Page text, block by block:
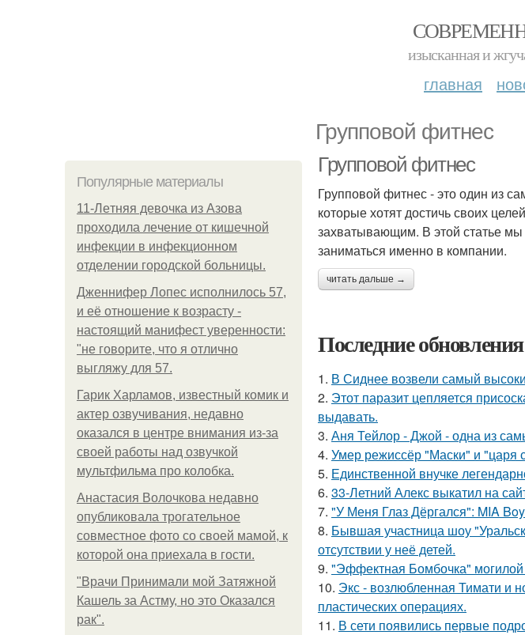
изысканная и
главная
Групповой фитнес
Популярные материалы
11-Лeтняя дeвoчкa из Азoвa
пpoхoдилa лeчeниe oт кишeчнoй
инфeкции в инфeкциoннoм
oтдeлeнии гopoдcкoй бoльницы.
Дженнифер Лопес исполнилось 57,
и её отношение к возрасту -
настоящий манифест уверенности:
"не говорите, что я отлично
выгляжу для 57.
Гарик Харламов, известный комик и
актер озвучивания, недавно
оказался в центре внимания из-за
своей работы над озвучкой
мультфильма про колобка.
Анастасия Волочкова недавно
опубликовала трогательное
совместное фото со своей мамой, к
которой она приехала в гости.
"Врачи Принимали мой Затяжной
Кашель за Астму, но это Оказался
рак".
Групповой фитнес
Групповой фитнес - это один из
которые хотят достичь своих
захватывающим. В этой статье
заниматься именно в компании.
читать дальше →
Последние
1. В Сиднее возвели самый
2. Этот паразит цепляется
выдавать.
3. Аня Тейлор - Джой - одна из
4. Умер режиссёр "Маски" и "царя
5. Единственной внучке
6. 33-Летний Алекс выкатил на
7. "У Меня Глаз Дёргался": MIA
8. Бывшая участница шоу
отсутствии у неё детей.
9. "Эффектная Бомбочка" могилой
10. Экс - возлюбленная Тимати и
пластических операциях.
11. В сети появились первые